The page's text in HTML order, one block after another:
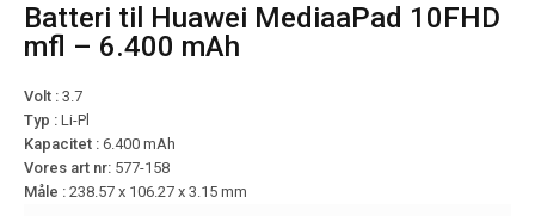
Batteri til Huawei MediaaPad 10FHD
mfl – 6.400 mAh
Volt : 3.7
Typ : Li-Pl
Kapacitet : 6.400 mAh
Vores art nr: 577-158
Måle : 238.57 x 106.27 x 3.15 mm